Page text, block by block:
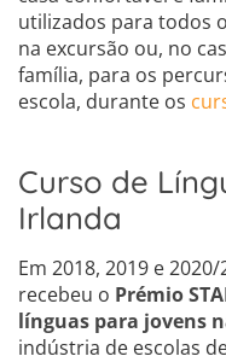
utilizados para todos
na excursão ou, no
família, para os
escola, durante os
Curso de
Irlanda
Em 2018, 2019 e
recebeu o Prémio
línguas para jovens
indústria de escolas